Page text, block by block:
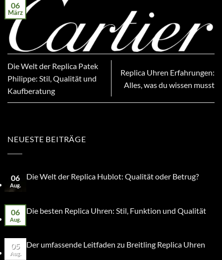
06
März
Die Welt der Replica Patek
Philippe: Stil, Qualität und
Kaufberatung
Replica Uhren Erfahrungen:
Alles, was du wissen musst
NEUESTE BEITRÄGE
06
Aug.
Die Welt der Replica Hublot: Qualität oder Betrug?
06
Aug.
Die besten Replica Uhren: Stil, Funktion und Qualität
05
Aug.
Der umfassende Leitfaden zu Breitling Replica Uhren